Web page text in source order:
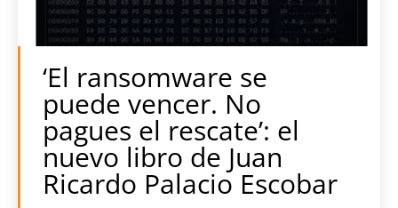
‘El ransomware se
puede vencer. No
pagues el rescate’: el
nuevo libro de Juan
Ricardo Palacio Escobar